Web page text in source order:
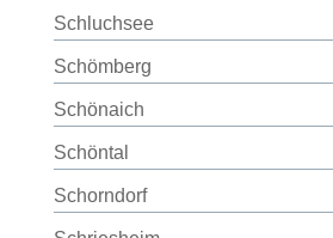
Schluchsee
Schömberg
Schönaich
Schöntal
Schorndorf